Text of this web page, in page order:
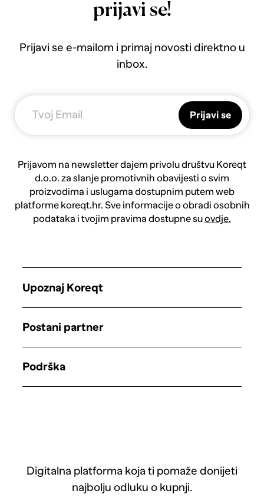
prijavi se!
Prijavi se e-mailom i primaj novosti direktno u
inbox.
Prijavi se
Prijavom na newsletter dajem privolu društvu Koreqt
d.o.o. za slanje promotivnih obavijesti o svim
proizvodima i uslugama dostupnim putem web
platforme koreqt.hr. Sve informacije o obradi osobnih
podataka i tvojim pravima dostupne suovdje.
Digitalna platforma koja ti pomaže donijeti
najbolju odluku o kupnji.
Upoznaj Koreqt
Postani partner
Podrška